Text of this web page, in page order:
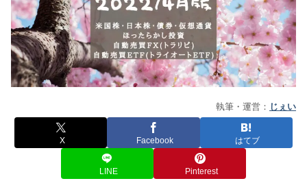
執筆・運営： じぇい
X Facebook はてブ
LINE Pinterest